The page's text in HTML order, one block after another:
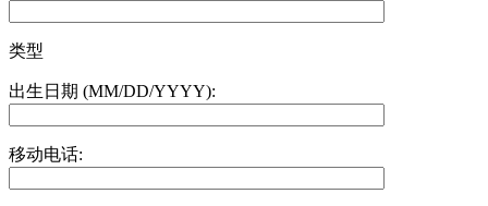
类型
出生日期 (MM/DD/YYYY):
移动电话: